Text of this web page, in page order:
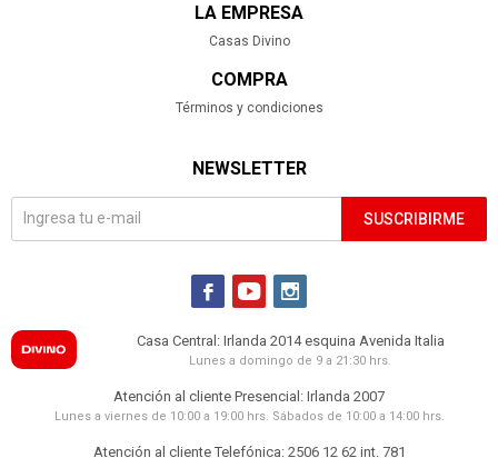
LA EMPRESA
Casas Divino
COMPRA
Términos y condiciones
NEWSLETTER
SUSCRIBIRME
  
Casa Central: Irlanda 2014 esquina Avenida Italia
Lunes a domingo de 9 a 21:30 hrs.
Atención al cliente Presencial: Irlanda 2007
Lunes a viernes de 10:00 a 19:00 hrs. Sábados de 10:00 a 14:00 hrs.
Atención al cliente Telefónica: 2506 12 62 int. 781